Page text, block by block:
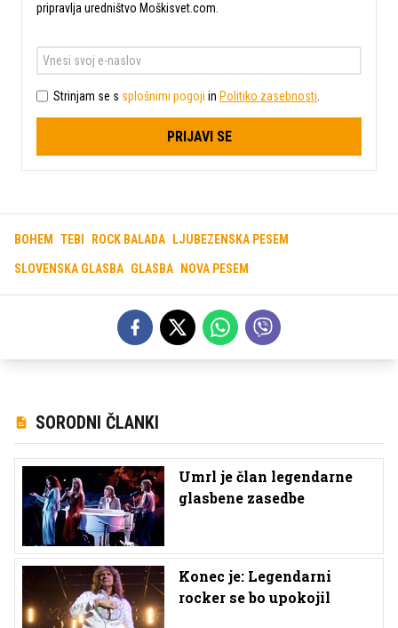
pripravlja uredništvo Moškisvet.com.
Strinjam se s splošnimi pogoji in Politiko zasebnosti
PRIJAVI SE
BOHEM TEBI ROCK BALADA LJUBEZENSKA PESEM
SLOVENSKA GLASBA GLASBA NOVA PESEM
SORODNI ČLANKI
Umrl je član legendarne
glasbene zasedbe
Konec je: Legendarni
rocker se bo upokojil